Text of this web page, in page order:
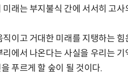
래는 부지불식 간에 서서히 고사
이고 거대한 미래를 지탱하는
에서 나온다는 사실을 우리는
푸르게 할 숲이 될 것이다.